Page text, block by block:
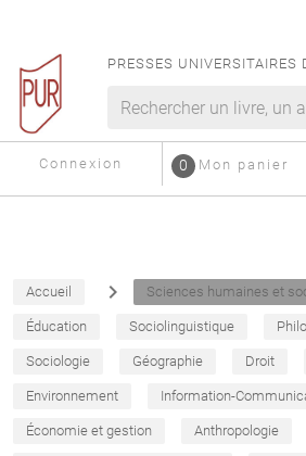
PRESSES UNIVERSITAIRES
Connexion Mon panier
0
Accueil navigate_next Sciences humaines et
Éducation Sociolinguistique
Sociologie Géographie Droit
Environnement Information-
Économie et gestion Anthropologie